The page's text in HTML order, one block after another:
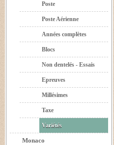
Poste
Poste Aérienne
Années complètes
Blocs
Non dentelés - Essais
Epreuves
Millésimes
Taxe
Variétés
Monaco